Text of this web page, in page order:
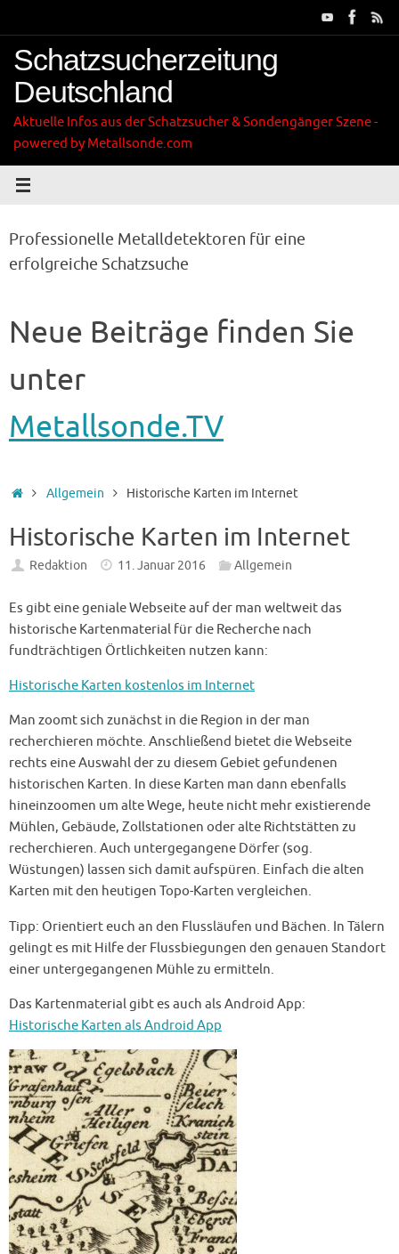
Inhalt
springen
Schatzsucherzeitung
Deutschland
Aktuelle Infos aus der Schatzsucher & Sondengänger Szene -
powered by Metallsonde.com
Professionelle Metalldetektoren für eine
erfolgreiche Schatzsuche
Neue Beiträge finden Sie
unter
Metallsonde.TV
Startseite
Allgemein Historische Karten im Internet
Historische Karten im Internet
Redaktion 11. Januar 2016 Allgemein
Es gibt eine geniale Webseite auf der man weltweit das
historische Kartenmaterial für die Recherche nach
fundträchtigen Örtlichkeiten nutzen kann:
Historische Karten kostenlos im Internet
Man zoomt sich zunächst in die Region in der man
recherchieren möchte. Anschließend bietet die Webseite
rechts eine Auswahl der zu diesem Gebiet gefundenen
historischen Karten. In diese Karten man dann ebenfalls
hineinzoomen um alte Wege, heute nicht mehr existierende
Mühlen, Gebäude, Zollstationen oder alte Richtstätten zu
recherchieren. Auch untergegangene Dörfer (sog.
Wüstungen) lassen sich damit aufspüren. Einfach die alten
Karten mit den heutigen Topo-Karten vergleichen.
Tipp: Orientiert euch an den Flussläufen und Bächen. In Tälern
gelingt es mit Hilfe der Flussbiegungen den genauen Standort
einer untergegangenen Mühle zu ermitteln.
Das Kartenmaterial gibt es auch als Android App:
Historische Karten als Android App